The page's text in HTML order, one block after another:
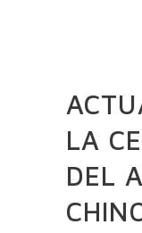
LA
DEL